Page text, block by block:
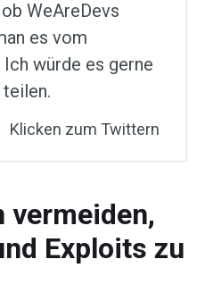
WeAreDevs
es vom
würde es gerne
Klicken zum Twittern
vermeiden,
Exploits zu